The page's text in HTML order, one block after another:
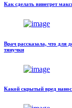
Как сделать винегрет
Врач рассказала, что для
тянучки
Какой скрытый вред